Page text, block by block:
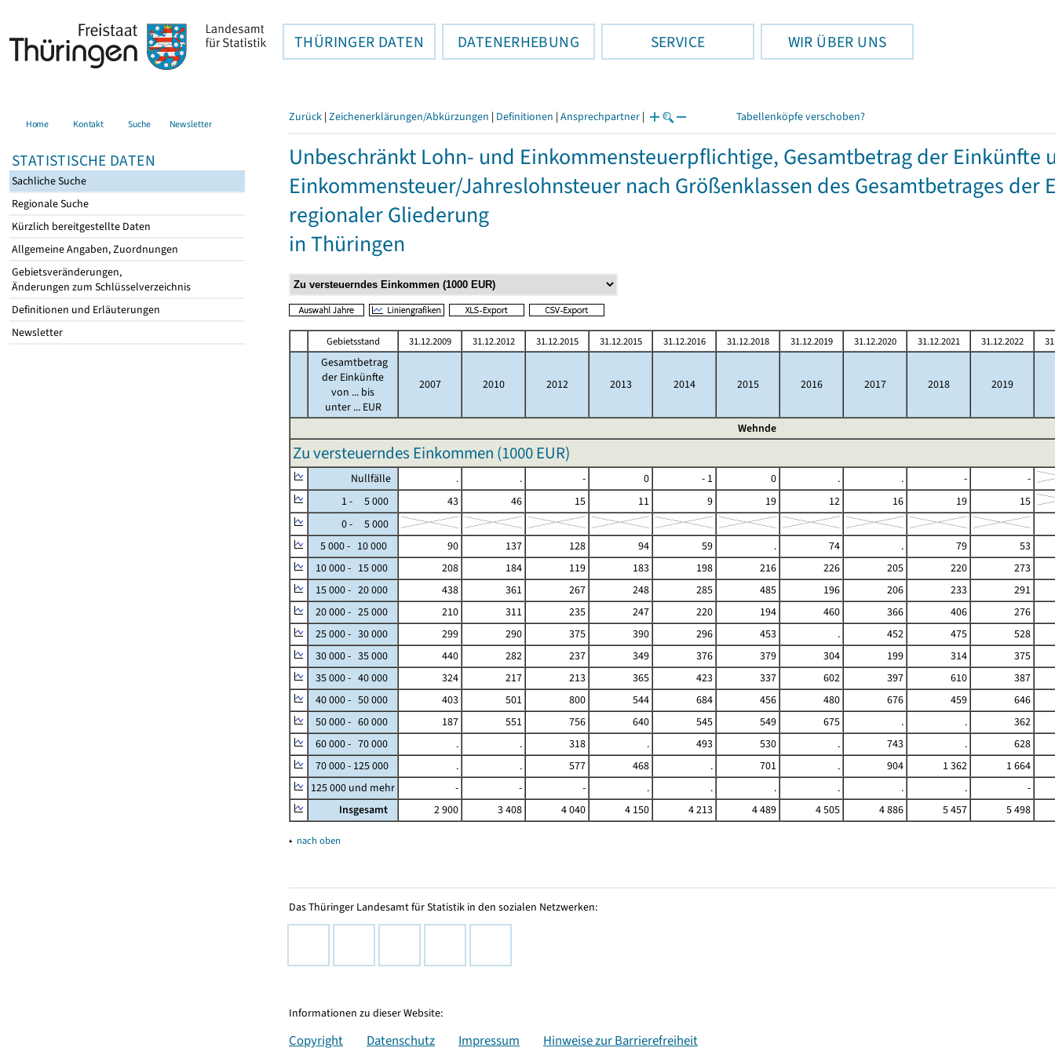
THÜRINGER DATEN DATENERHEBUNG SERVICE WIR ÜBER UNS
Home Kontakt Suche Newsletter
STATISTISCHE DATEN
Sachliche Suche
Regionale Suche
Kürzlich bereitgestellte Daten
Allgemeine Angaben, Zuordnungen
Gebietsveränderungen,
Änderungen zum Schlüsselverzeichnis
Definitionen und Erläuterungen
Newsletter
Zurück | Zeichenerklärungen/Abkürzungen | Definitionen | Ansprechpartner | Tabellenköpfe verschoben?
Unbeschränkt Lohn- und Einkommensteuerpflichtige, Gesamtbetrag der Einkünfte
Einkommensteuer/Jahreslohnsteuer nach Größenklassen des Gesamtbetrages der
regionaler Gliederung
in Thüringen
Gebietsstand 31.12.2009 31.12.2012 31.12.2015 31.12.2015 31.12.2016 31.12.2018 31.12.2019 31.12.2020 31.12.2021 31.12.2022
Gesamtbetrag
der Einkünfte
von ... bis
unter ... EUR
2007 2010 2012 2013 2014 2015 2016 2017 2018 2019
Wehnde
Zu versteuerndes Einkommen (1000 EUR)
Nullfälle . . - 0 - 1 0 . . -
-
1 - 5 000
43 46 15 11 9 19 12 16 19
15
0 - 5 000
5 000 - 10 000
90 137 128 94 59 . 74 . 79
53
10 000 - 15 000
208 184 119 183 198 216 226 205 220
273
15 000 - 20 000
438 361 267 248 285 485 196 206 233
291
20 000 - 25 000
210 311 235 247 220 194 460 366 406
276
25 000 - 30 000
299 290 375 390 296 453 . 452 475
528
30 000 - 35 000
440 282 237 349 376 379 304 199 314
375
35 000 - 40 000
324 217 213 365 423 337 602 397 610
387
40 000 - 50 000
403 501 800 544 684 456 480 676 459
646
50 000 - 60 000
187 551 756 640 545 549 675 . .
362
60 000 - 70 000
. . 318 . 493 530 . 743 .
628
70 000 - 125 000
. . 577 468 . 701 . 904 1 362
1 664
125 000 und mehr
- - - . . . . . .
-
Insgesamt
2 900 3 408 4 040 4 150 4 213 4 489 4 505 4 886 5 457 5 498
▴ nach oben
Das Thüringer Landesamt für Statistik in den sozialen Netzwerken:
Informationen zu dieser Website:
Copyright Datenschutz Impressum Hinweise zur Barrierefreiheit